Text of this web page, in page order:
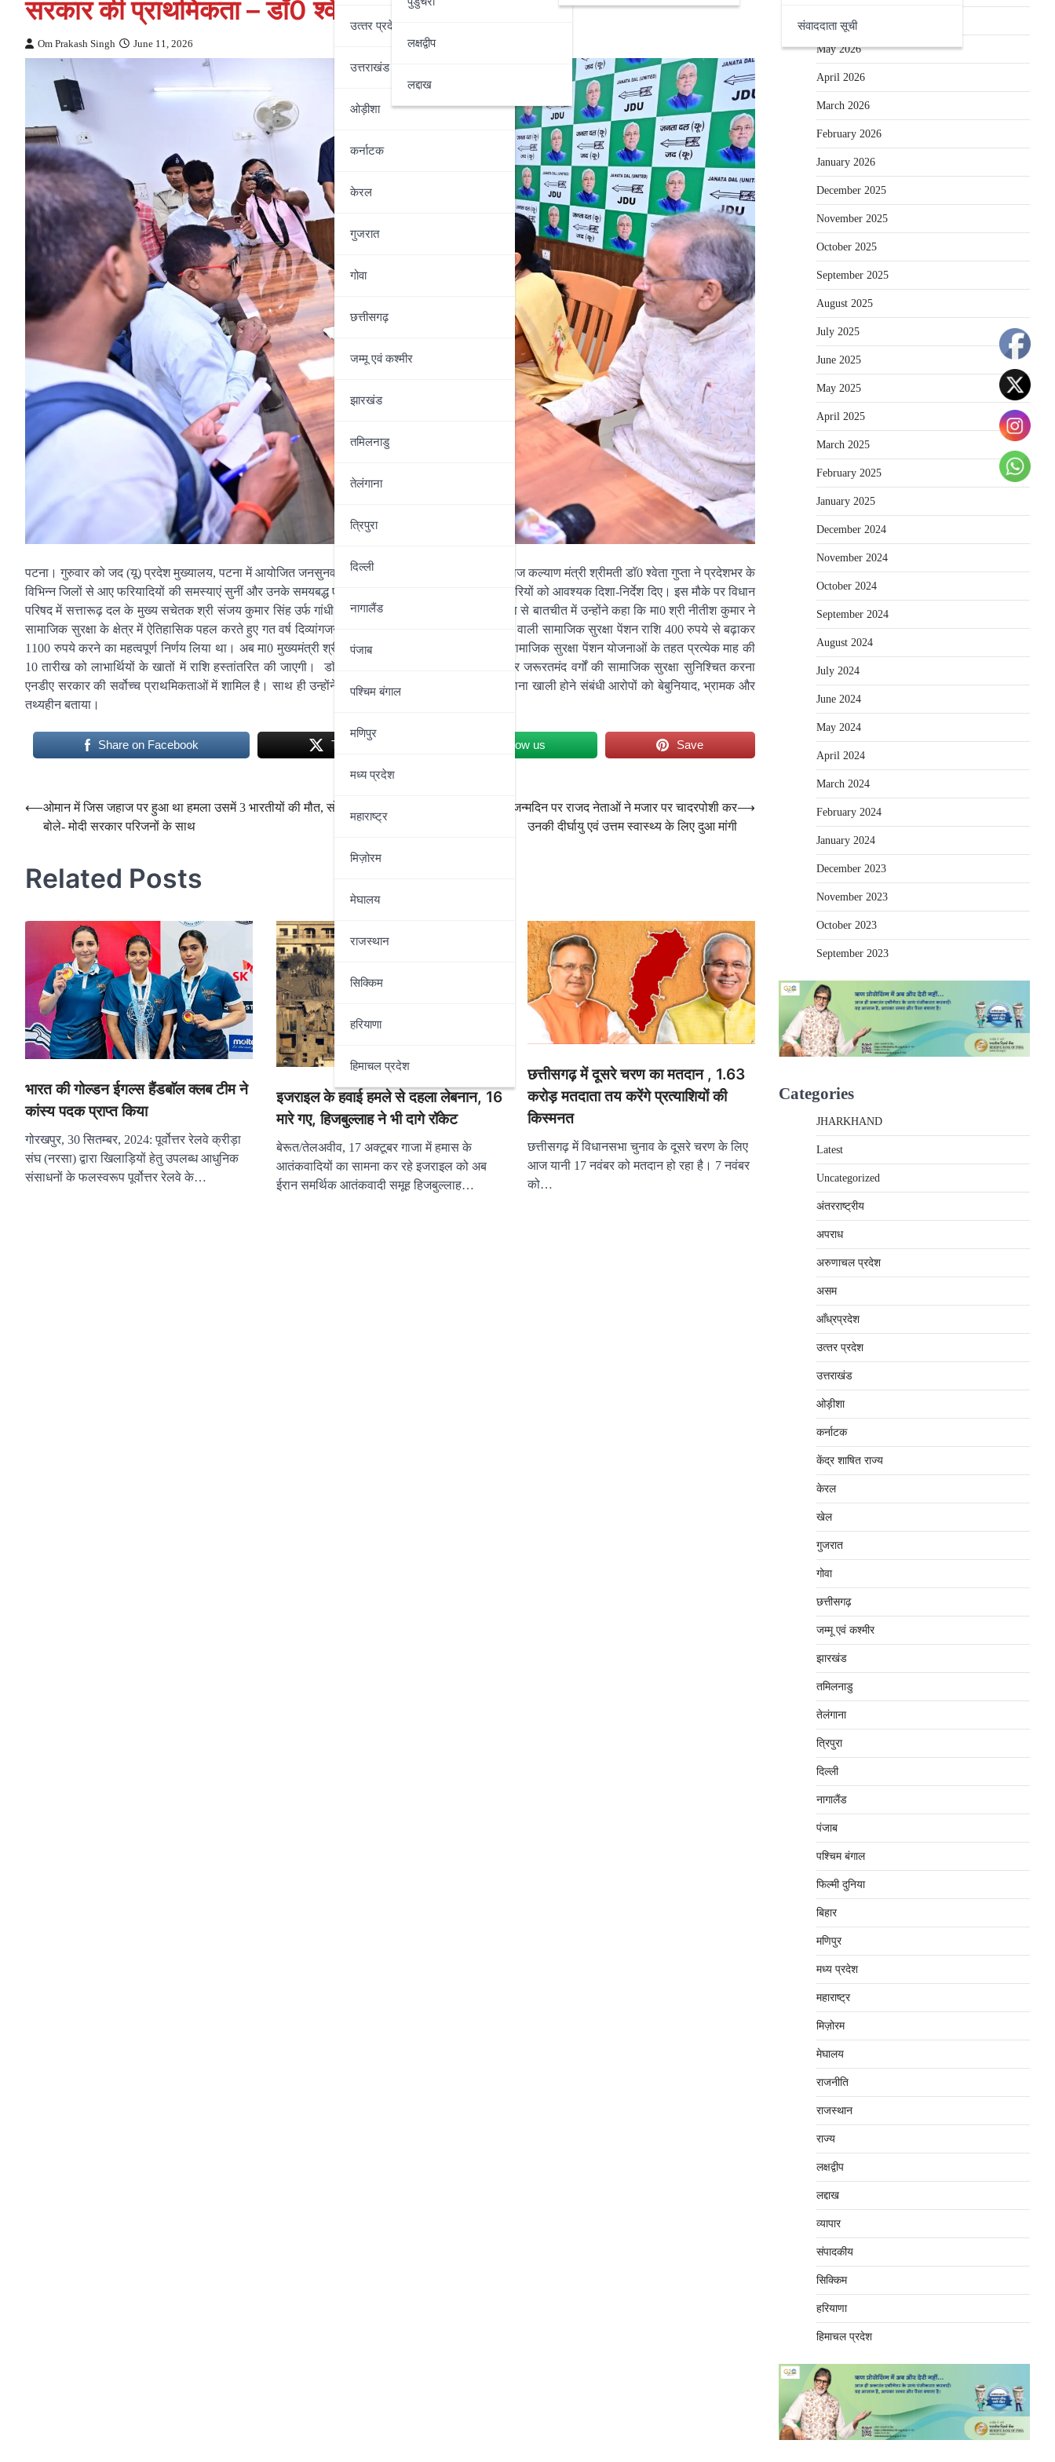
उत्‍तर प्रदेश
उत्तराखंड
ओड़ीशा
कर्नाटक
केरल
गुजरात
गोवा
छत्तीसगढ़
जम्‍मू एवं कश्‍मीर
झारखंड
तमिलनाडु
तेलंगाना
त्रिपुरा
दिल्‍ली
नागालैंड
पंजाब
पश्चिम बंगाल
मणिपुर
मध्‍य प्रदेश
महाराष्‍ट्र
मिज़ोरम
मेघालय
राजस्थान
सिक्किम
हरियाणा
हिमाचल प्रदेश
लक्षद्वीप
लद्दाख
संवाददाता सूची
सरकार की प्राथमिकता – डाॅ0 श्वेता गुप्ता
Om Prakash Singh June 11, 2026
पटना। गुरुवार को जद (यू) प्रदेश मुख्यालय, पटना में आयोजित जनसुनवाई कार्यक्रम में बिहार सरकार की मा0 समाज कल्याण मंत्री श्रीमती डाॅ0 श्वेता गुप्ता ने प्रदेशभर के
विभिन्न जिलों से आए फरियादियों की समस्याएं सुनीं और उनके समयबद्ध एवं त्वरित समाधान के लिए संबंधित अधिकारियों को आवश्यक दिशा-निर्देश दिए। इस मौके पर विधान
परिषद में सत्तारूढ़ दल के मुख्य सचेतक श्री संजय कुमार सिंह उर्फ गांधी जी उपस्थित रहे। इस अवसर पर मीडिया से बातचीत में उन्होंने कहा कि मा0 श्री नीतीश कुमार ने
सामाजिक सुरक्षा के क्षेत्र में ऐतिहासिक पहल करते हुए गत वर्ष दिव्यांगजनों, वृद्धजनों एवं विधवा महिलाओं को मिलने वाली सामाजिक सुरक्षा पेंशन राशि 400 रुपये से बढ़ाकर
1100 रुपये करने का महत्वपूर्ण निर्णय लिया था। अब मा0 मुख्यमंत्री श्री सम्राट चैधरी ने भी स्पष्ट किया है कि सामाजिक सुरक्षा पेंशन योजनाओं के तहत प्रत्येक माह की
10 तारीख को लाभार्थियों के खातों में राशि हस्तांतरित की जाएगी। डाॅ0 श्वेता गुप्ता ने कहा कि गरीब, वंचित और जरूरतमंद वर्गों की सामाजिक सुरक्षा सुनिश्चित करना
एनडीए सरकार की सर्वोच्च प्राथमिकताओं में शामिल है। साथ ही उन्होंने नेता प्रतिपक्ष द्वारा राज्य सरकार के खजाना खाली होने संबंधी आरोपों को बेबुनियाद, भ्रामक और
तथ्यहीन बताया।
Share on Facebook Tweet Follow us Save
Post
navigation
⟵ओमान में जिस जहाज पर हुआ था हमला उसमें 3 भारतीयों की मौत, सोनोवाल
बोले- मोदी सरकार परिजनों के साथ
लालू प्रसाद जी के 79 वें जन्मदिन पर राजद नेताओं ने मजार पर चादरपोशी कर
उनकी दीर्घायु एवं उत्तम स्वास्थ्य के लिए दुआ मांगी
⟶
Related Posts
भारत की गोल्डन ईगल्स हैंडबाॅल क्लब टीम ने
कांस्य पदक प्राप्त किया
गोरखपुर, 30 सितम्बर, 2024: पूर्वोत्तर रेलवे क्रीड़ा
संघ (नरसा) द्वारा खिलाड़ियों हेतु उपलब्ध आधुनिक
संसाधनों के फलस्वरूप पूर्वोत्तर रेलवे के…
इजराइल के हवाई हमले से दहला लेबनान, 16
मारे गए, हिजबुल्लाह ने भी दागे रॉकेट
बेरूत/तेलअवीव, 17 अक्टूबर गाजा में हमास के
आतंकवादियों का सामना कर रहे इजराइल को अब
ईरान समर्थिक आतंकवादी समूह हिजबुल्लाह…
छत्तीसगढ़ में दूसरे चरण का मतदान , 1.63
करोड़ मतदाता तय करेंगे प्रत्याशियों की
किस्मनत
छत्तीसगढ़ में विधानसभा चुनाव के दूसरे चरण के लिए
आज यानी 17 नवंबर को मतदान हो रहा है। 7 नवंबर
को…
June 2026
May 2026
April 2026
March 2026
February 2026
January 2026
December 2025
November 2025
October 2025
September 2025
August 2025
July 2025
June 2025
May 2025
April 2025
March 2025
February 2025
January 2025
December 2024
November 2024
October 2024
September 2024
August 2024
July 2024
June 2024
May 2024
April 2024
March 2024
February 2024
January 2024
December 2023
November 2023
October 2023
September 2023
Categories
JHARKHAND
Latest
Uncategorized
अंतरराष्‍ट्रीय
अपराध
अरुणाचल प्रदेश
असम
आँध्रप्रदेश
उत्‍तर प्रदेश
उत्तराखंड
ओड़ीशा
कर्नाटक
केंद्र शाषित राज्य
केरल
खेल
गुजरात
गोवा
छत्तीसगढ़
जम्‍मू एवं कश्‍मीर
झारखंड
तमिलनाडु
तेलंगाना
त्रिपुरा
दिल्‍ली
नागालैंड
पंजाब
पश्चिम बंगाल
फिल्मी दुनिया
बिहार
मणिपुर
मध्‍य प्रदेश
महाराष्‍ट्र
मिज़ोरम
मेघालय
राजनीति
राजस्थान
राज्य
लक्षद्वीप
लद्दाख
व्यापार
संपादकीय
सिक्किम
हरियाणा
हिमाचल प्रदेश